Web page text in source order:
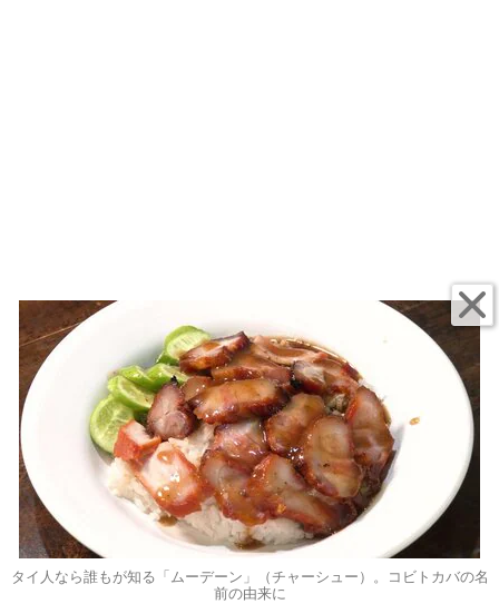
タイ人なら誰もが知る「ムーデーン」（チャーシュー）。コビトカバの名
前の由来に